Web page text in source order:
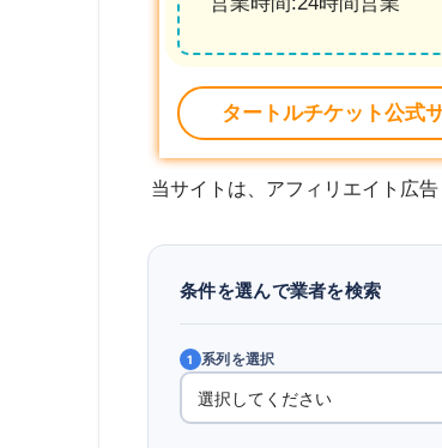
タートルチケット公式
当サイトは、アフィリエイト広
条件を選んで業者を検索
1 系列を選択